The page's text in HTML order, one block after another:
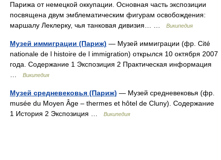
Парижа от немецкой оккупации. Основная часть экспозиции
посвящена двум эмблематическим фигурам освобождения:
маршалу Леклерку, чья танковая дивизия… …
Википедия
Музей иммиграции (Париж) — Музей иммиграции (фр. Cité
nationale de l histoire de l immigration) открылся 10 октября 2007
года. Содержание 1 Экспозиция 2 Практическая информация
Википедия
Музей средневековья (Париж) — Музей средневековья (фр.
musée du Moyen Âge – thermes et hôtel de Cluny). Содержание
1 История 2 Экспозиция …
Википедия